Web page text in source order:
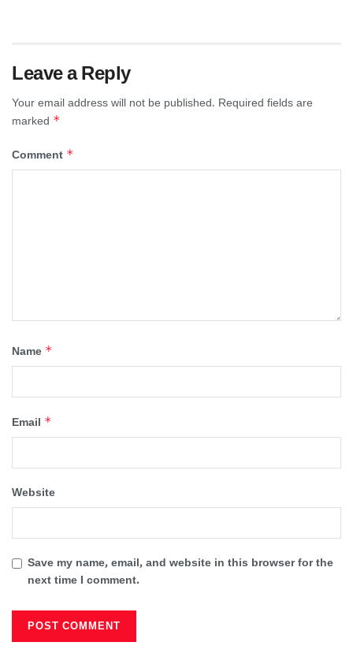
Leave a Reply
Your email address will not be published. Required fields are
marked *
Comment *
Name *
Email *
Website
Save my name, email, and website in this browser for the
next time I comment.